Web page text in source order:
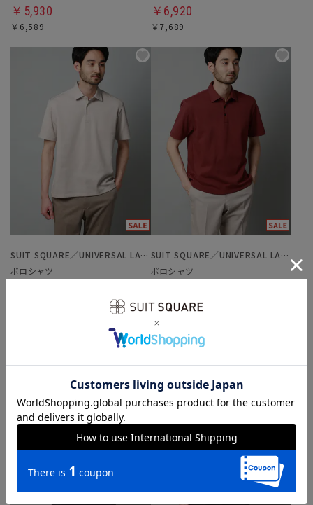
￥5,930
￥6,589
￥6,920
￥7,689
SUIT SQUARE／UNIVERSAL LANGUAGE
ポロシャツ
SUIT SQUARE／UNIVERSAL LANGUAGE
ポロシャツ
￥6,920